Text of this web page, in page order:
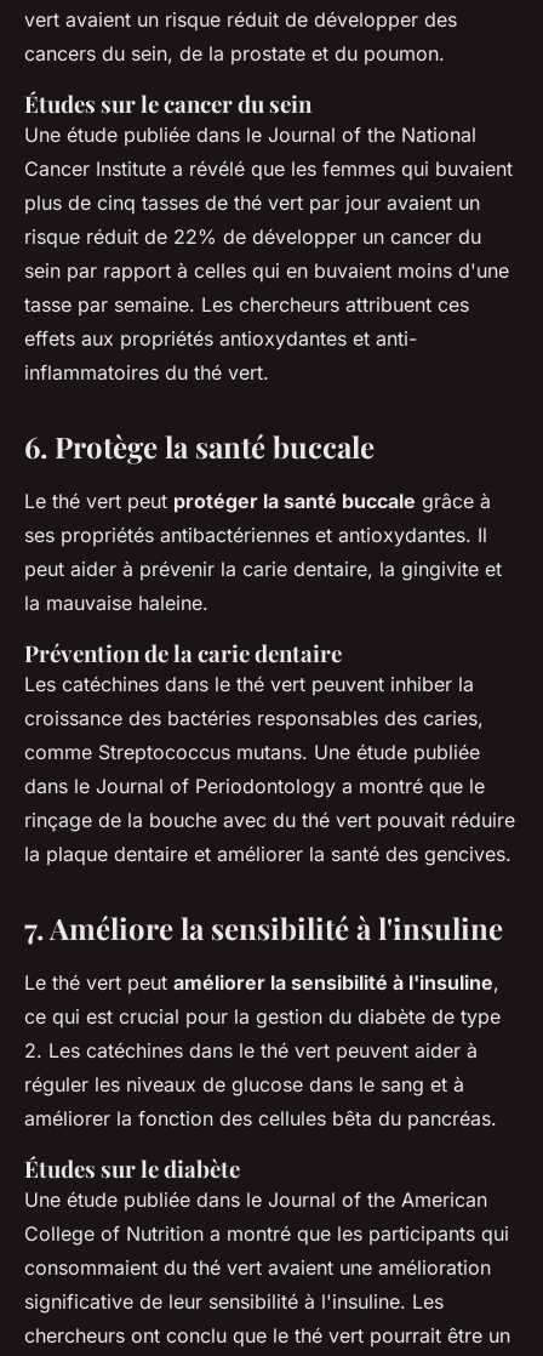
vert avaient un risque réduit de développer des
cancers du sein, de la prostate et du poumon.
Études sur le cancer du sein
Une étude publiée dans le Journal of the National
Cancer Institute a révélé que les femmes qui buvaient
plus de cinq tasses de thé vert par jour avaient un
risque réduit de 22% de développer un cancer du
sein par rapport à celles qui en buvaient moins d'une
tasse par semaine. Les chercheurs attribuent ces
effets aux propriétés antioxydantes et anti-
inflammatoires du thé vert.
6. Protège la santé buccale
Le thé vert peut protéger la santé buccale grâce à
ses propriétés antibactériennes et antioxydantes. Il
peut aider à prévenir la carie dentaire, la gingivite et
la mauvaise haleine.
Prévention de la carie dentaire
Les catéchines dans le thé vert peuvent inhiber la
croissance des bactéries responsables des caries,
comme Streptococcus mutans. Une étude publiée
dans le Journal of Periodontology a montré que le
rinçage de la bouche avec du thé vert pouvait réduire
la plaque dentaire et améliorer la santé des gencives.
7. Améliore la sensibilité à l'insuline
Le thé vert peut améliorer la sensibilité à l'insuline,
ce qui est crucial pour la gestion du diabète de type
2. Les catéchines dans le thé vert peuvent aider à
réguler les niveaux de glucose dans le sang et à
améliorer la fonction des cellules bêta du pancréas.
Études sur le diabète
Une étude publiée dans le Journal of the American
College of Nutrition a montré que les participants qui
consommaient du thé vert avaient une amélioration
significative de leur sensibilité à l'insuline. Les
chercheurs ont conclu que le thé vert pourrait être un